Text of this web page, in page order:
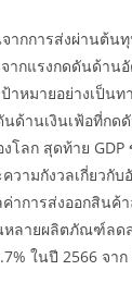
ากการส่งผ่านต้
ากแรงกดดันด้า
หมายอย่างเป็น
ด้านเงินเฟ้อที่ก
ลก สุดท้าย GDP
วามกังวลเกี่ยวกั
การส่งออกสินค้
ลายผลิตภัณฑ์ลดล
ในปี 2566 จา